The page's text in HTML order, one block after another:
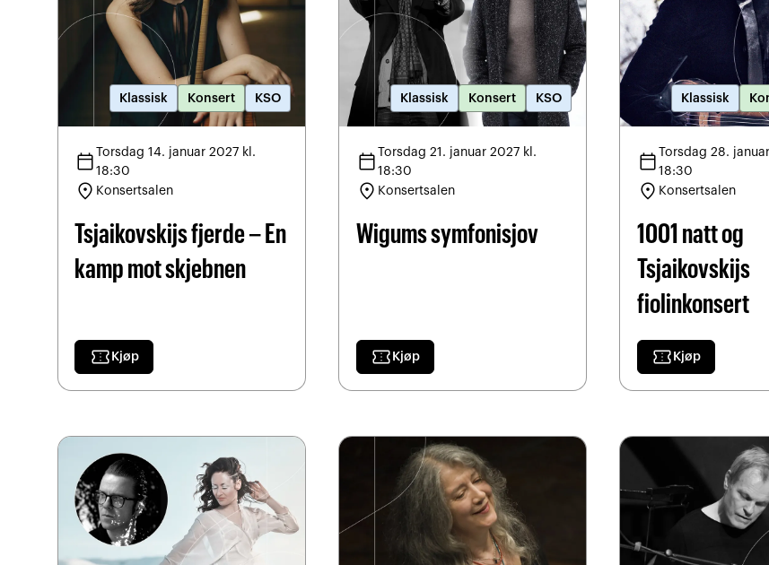
Klassisk Konsert KSO
calendar_todayTorsdag 14. januar 2027 kl.
18:30
location_on Konsertsalen
Tsjaikovskijs fjerde – En
kamp mot skjebnen
confirmation_number Kjøp
Klassisk Konsert KSO
calendar_today Torsdag 21. januar 2027 kl.
18:30
location_on Konsertsalen
Wigums symfonisjov
confirmation_number Kjøp
Klassisk
calendar_today Torsdag 28.
18:30
location_on Konsertsalen
1001 natt og
Tsjaikovskijs
fiolinkonsert
confirmation_number Kjøp